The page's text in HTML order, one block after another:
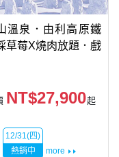
溫泉．由利高原鐵
草莓X燒肉放題．戲
NT$27,900起
12/31(四)
熱銷中
more